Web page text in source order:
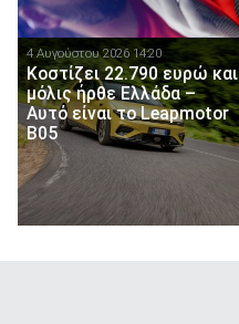
4 Αυγούστου 2026 14:20
Κοστίζει 22.790 ευρώ και
μόλις ήρθε Ελλάδα –
Αυτό είναι το Leapmotor
B05